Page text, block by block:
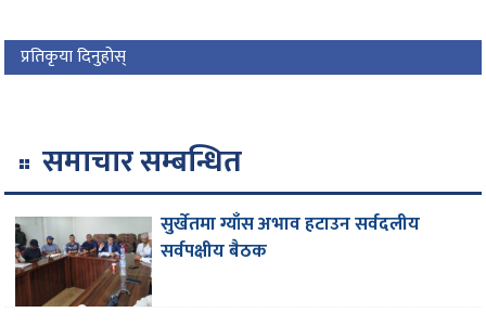
प्रतिकृया दिनुहोस्
समाचार सम्बन्धित
सुर्खेतमा ग्याँस अभाव हटाउन सर्वदलीय
सर्वपक्षीय बैठक